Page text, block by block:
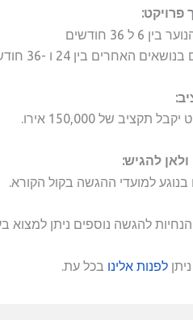
פרויקט:
6 ל 36 חודשים
האחרים בין 24 ו -36 חודשים.
תקציב של 150,000 אירו.
להגיש:
בנוגע למועדי ההגשה בקול הקורא.
להגשה נוספים ניתן למצוא בעמודים
לפנות אלינו בכל עת.